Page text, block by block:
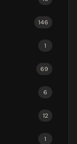
146
1
69
6
12
1